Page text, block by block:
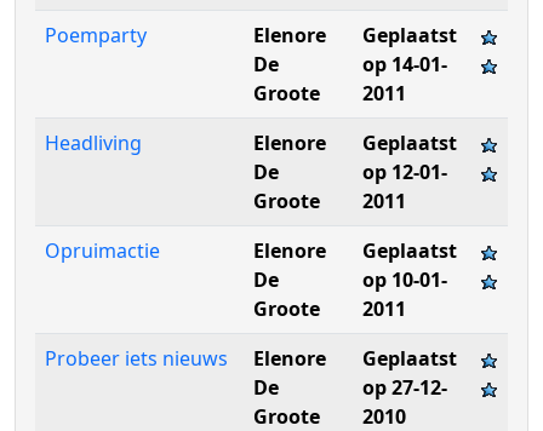
Poemparty
Elenore
De
Groote
Geplaatst
op 14-01-
2011
Headliving
Elenore
De
Groote
Geplaatst
op 12-01-
2011
Opruimactie
Elenore
De
Groote
Geplaatst
op 10-01-
2011
Probeer iets nieuws
Elenore
De
Groote
Geplaatst
op 27-12-
2010